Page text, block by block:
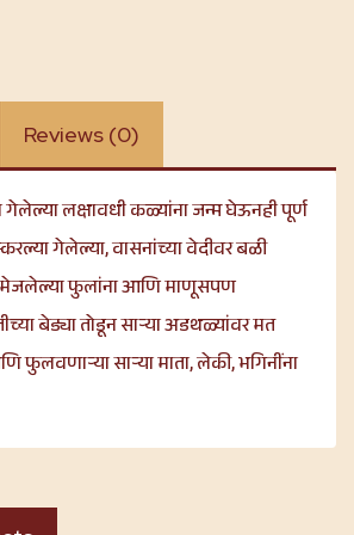
Reviews (0)
लक्षावधी कळ्यांना जन्म घेऊनही पूर्ण
गेलेल्या, वासनांच्या वेदीवर बळी
फुलांना आणि माणूसपण
बेड्या तोडून साऱ्या अडथळ्यांवर मत
साऱ्या माता, लेकी, भगिनींना